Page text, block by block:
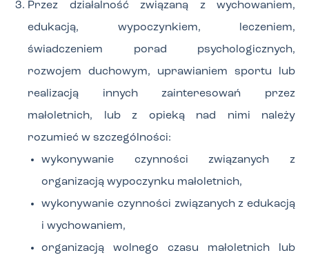
Przez działalność związaną z wychowaniem,
edukacją, wypoczynkiem, leczeniem,
świadczeniem porad psychologicznych,
rozwojem duchowym, uprawianiem sportu lub
realizacją innych zainteresowań przez
małoletnich, lub z opieką nad nimi należy
rozumieć w szczególności:
wykonywanie czynności związanych z
organizacją wypoczynku małoletnich,
wykonywanie czynności związanych z edukacją
i wychowaniem,
organizacją wolnego czasu małoletnich lub